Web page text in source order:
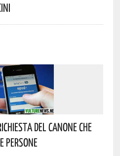
Del Canone Che
Persone